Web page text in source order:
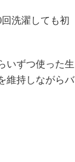
洗濯しても初
いずつ使った生
維持しながらバ